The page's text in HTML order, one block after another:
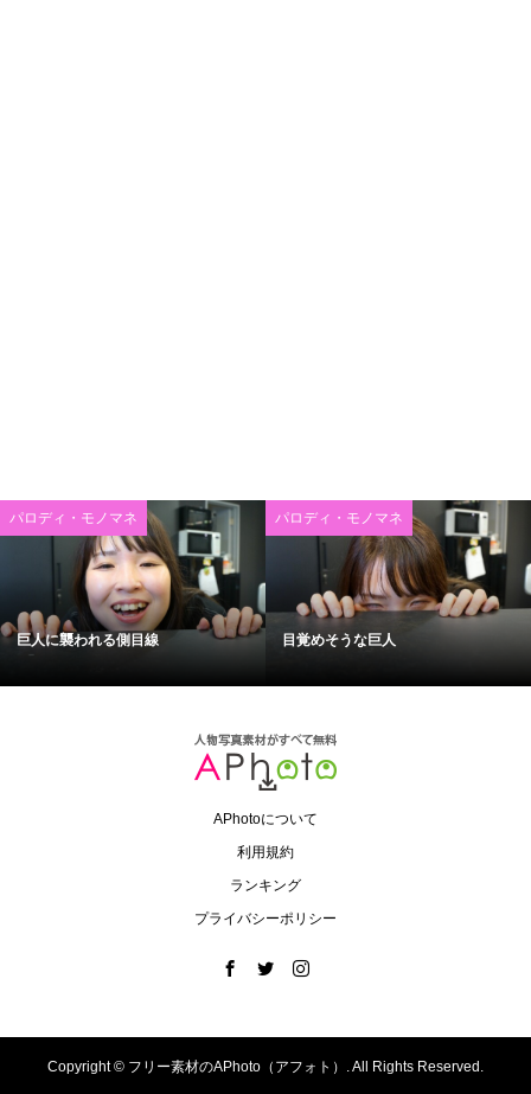
パロディ・モノマネ
巨人に襲われる側目線
パロディ・モノマネ
目覚めそうな巨人
APhotoについて
利用規約
ランキング
プライバシーポリシー
Copyright © フリー素材のAPhoto（アフォト）. All Rights Reserved.